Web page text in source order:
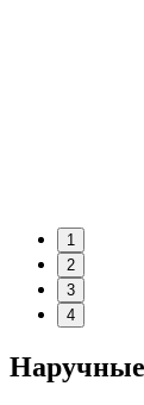
1
2
3
4
Наручные